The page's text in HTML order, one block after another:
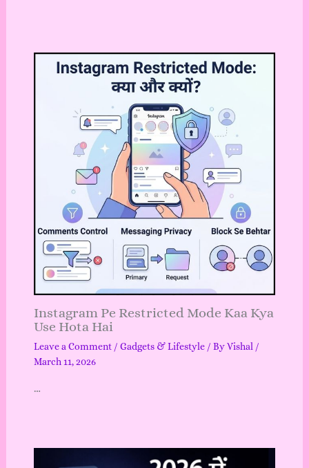
Instagram Pe Restricted Mode Kaa Kya
Use Hota Hai
Leave a Comment / Gadgets & Lifestyle/ ByVishal /
March 11, 2026
…